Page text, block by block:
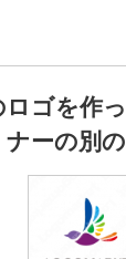
ロゴを作
ナーの別